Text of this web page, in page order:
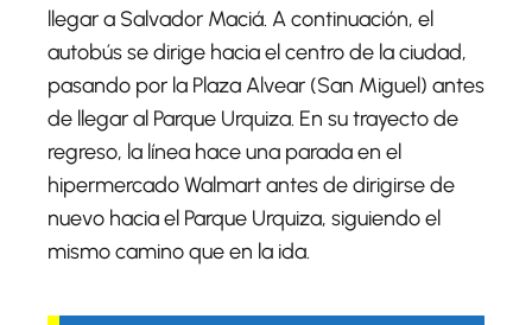
llegar a Salvador Maciá. A continuación, el
autobús se dirige hacia el centro de la ciudad,
pasando por la Plaza Alvear (San Miguel) antes
de llegar al Parque Urquiza. En su trayecto de
regreso, la línea hace una parada en el
hipermercado Walmart antes de dirigirse de
nuevo hacia el Parque Urquiza, siguiendo el
mismo camino que en la ida.